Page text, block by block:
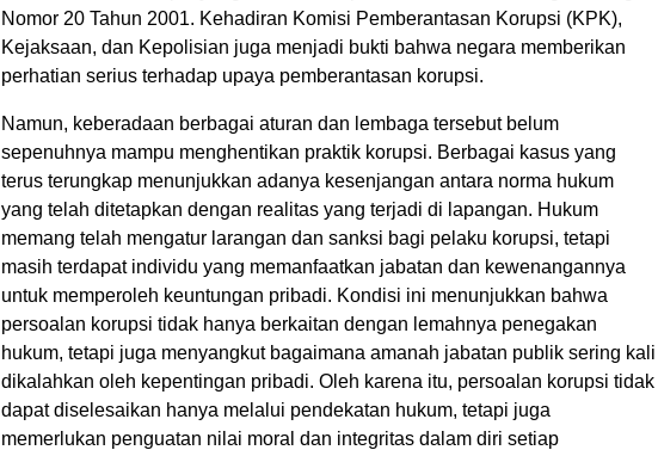
Nomor 20 Tahun 2001. Kehadiran Komisi Pemberantasan Korupsi (KPK),
Kejaksaan, dan Kepolisian juga menjadi bukti bahwa negara memberikan
perhatian serius terhadap upaya pemberantasan korupsi.
Namun, keberadaan berbagai aturan dan lembaga tersebut belum
sepenuhnya mampu menghentikan praktik korupsi. Berbagai kasus yang
terus terungkap menunjukkan adanya kesenjangan antara norma hukum
yang telah ditetapkan dengan realitas yang terjadi di lapangan. Hukum
memang telah mengatur larangan dan sanksi bagi pelaku korupsi, tetapi
masih terdapat individu yang memanfaatkan jabatan dan kewenangannya
untuk memperoleh keuntungan pribadi. Kondisi ini menunjukkan bahwa
persoalan korupsi tidak hanya berkaitan dengan lemahnya penegakan
hukum, tetapi juga menyangkut bagaimana amanah jabatan publik sering kali
dikalahkan oleh kepentingan pribadi. Oleh karena itu, persoalan korupsi tidak
dapat diselesaikan hanya melalui pendekatan hukum, tetapi juga
memerlukan penguatan nilai moral dan integritas dalam diri setiap